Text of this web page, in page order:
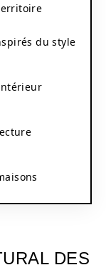
du style
DES